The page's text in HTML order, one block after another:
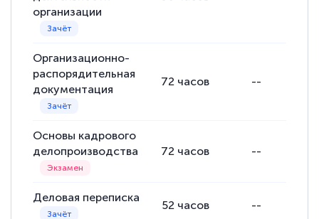
организации
Организационно-
распорядительная
документация
72 часов --
Основы кадрового
делопроизводства
72 часов --
Деловая переписка
52 часов --